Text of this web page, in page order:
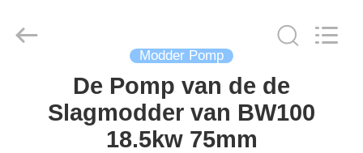
PRODUCTEN
Heavy
Industry
Modder Pomp
De Pomp van de de
Slagmodder van BW100
18.5kw 75mm